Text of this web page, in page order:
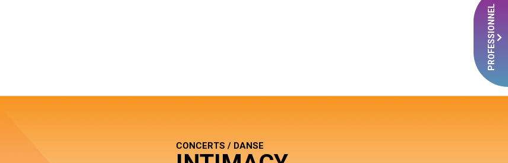
PROFESSIONNEL
CONCERTS / DANSE